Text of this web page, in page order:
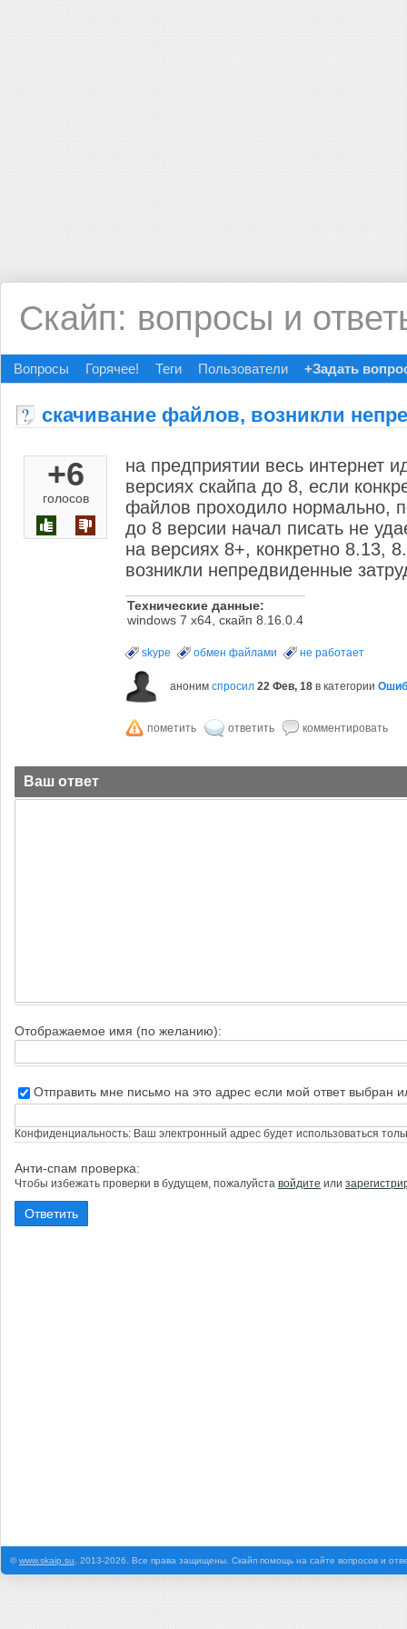
Скайп: вопросы и
Вопросы Горячее! Теги Пользователи +Задать
скачивание файлов, возникли
+6
голосов
на предприятии весь интернет
версиях скайпа до 8, если
файлов проходило нормально,
до 8 версии начал писать не
на версиях 8+, конкретно 8.13,
возникли непредвиденные
Технические данные:
windows 7 x64, скайп 8.16.0.4
skype обмен файлами не работает
аноним спросил 22 Фев, 18 в категории
Ваш ответ
Отображаемое имя (по желанию):
Отправить мне письмо на это адрес если мой ответ выбран
Конфиденциальность: Ваш электронный адрес будет использоваться
Анти-спам проверка:
Чтобы избежать проверки в будущем, пожалуйста войдите или
©www.skaip.su , 2013-2026. Все права защищены. Скайп помощь на сайте вопросов и